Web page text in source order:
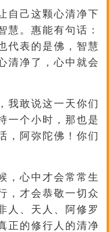
自己这颗心清净下
慧。惠能有句话：
代表的是佛，智慧
清净了，心中就会
我敢说这一天你们
一个小时，那也是
，阿弥陀佛！你们
，心中才会常常生
，才会恭敬一切众
人、天人、阿修罗
正的修行人的清净